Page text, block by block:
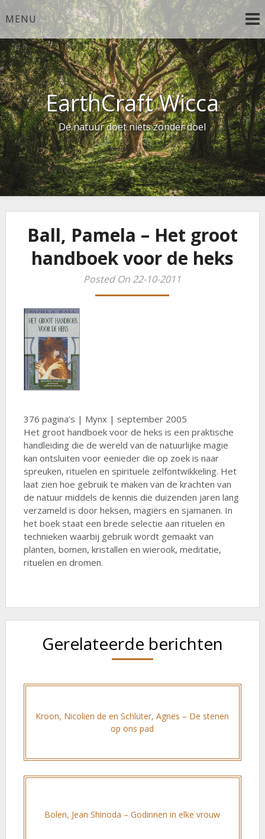
Ga
naar
de
inhoud
MENU
EarthCraft Wicca
De natuur doet niets zonder doel
Ball, Pamela – Het groot
handboek voor de heks
Posted On 22-10-2011
376 pagina’s | Mynx | september 2005
Het groot handboek voor de heks is een praktische
handleiding die de wereld van de natuurlijke magie
kan ontsluiten voor eenieder die op zoek is naar
spreuken, rituelen en spirituele zelfontwikkeling. Het
laat zien hoe gebruik te maken van de krachten van
de natuur middels de kennis die duizenden jaren lang
verzameld is door heksen, magiërs en sjamanen. In
het boek staat een brede selectie aan rituelen en
technieken waarbij gebruik wordt gemaakt van
planten, bomen, kristallen en wierook, meditatie,
rituelen en dromen.
Gerelateerde berichten
Kroon, Nicolien de en Schlüter, Agnes – De stenen
op ons pad
Bolen, Jean Shinoda – Godinnen in elke vrouw